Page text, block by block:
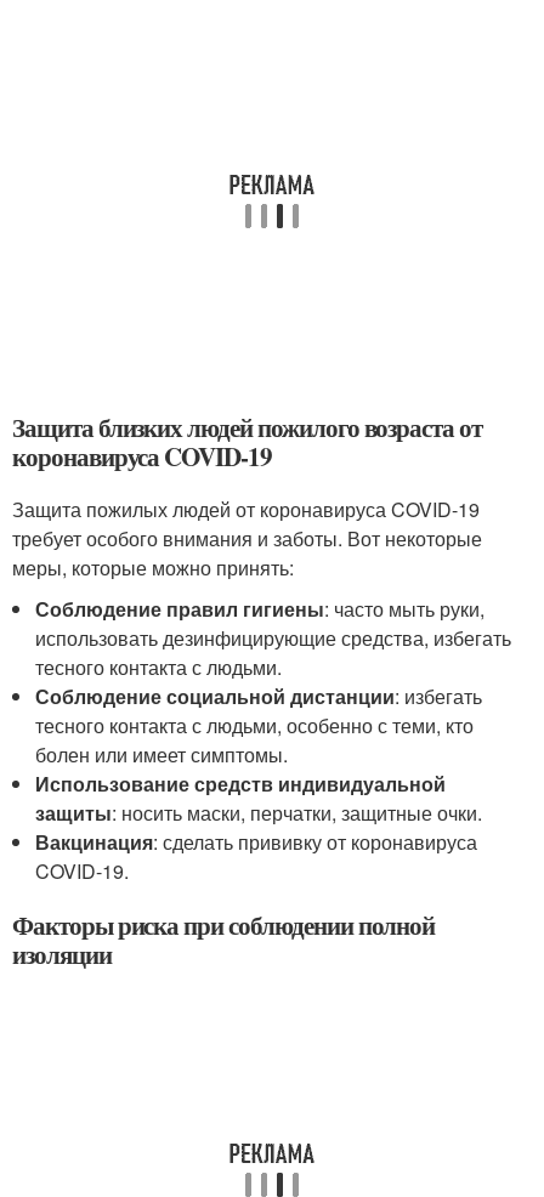
Защита близких людей пожилого возраста от
коронавируса COVID-19
Защита пожилых людей от коронавируса COVID-19
требует особого внимания и заботы. Вот некоторые
меры, которые можно принять:
Соблюдение правил гигиены: часто мыть руки,
использовать дезинфицирующие средства, избегать
тесного контакта с людьми.
Соблюдение социальной дистанции: избегать
тесного контакта с людьми, особенно с теми, кто
болен или имеет симптомы.
Использование средств индивидуальной
защиты: носить маски, перчатки, защитные очки.
Вакцинация: сделать прививку от коронавируса
COVID-19.
Факторы риска при соблюдении полной
изоляции